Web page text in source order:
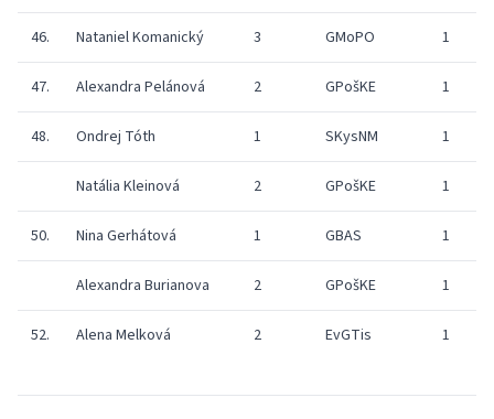
46. Nataniel Komanický 3 GMoPO 1
47. Alexandra Pelánová 2 GPošKE 1
48. Ondrej Tóth 1 SKysNM 1
Natália Kleinová 2 GPošKE 1
50. Nina Gerhátová 1 GBAS 1
Alexandra Burianova 2 GPošKE 1
52. Alena Melková 2 EvGTis 1